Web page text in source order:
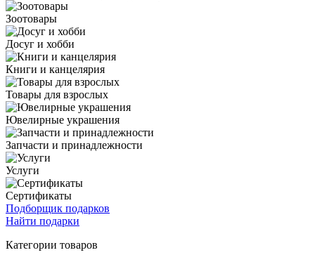
Зоотовары
Досуг и хобби
Книги и канцелярия
Товары для взрослых
Ювелирные украшения
Запчасти и принадлежности
Услуги
Сертификаты
Подборщик подарков
Найти подарки
Категории товаров